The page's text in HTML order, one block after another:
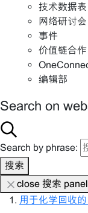
技术数据
网络研讨会
事件
价值链合作
编辑部
Search on
Search by phrase:
搜索
close 搜索 panel
用于化学回收